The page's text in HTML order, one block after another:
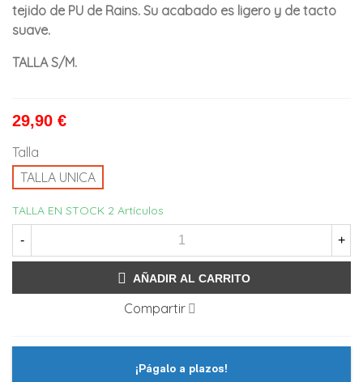
tejido de PU de Rains. Su acabado es ligero y de tacto
suave.
TALLA S/M.
29,90 €
Talla
TALLA UNICA
TALLA EN STOCK 2 Artículos
- +
AÑADIR AL CARRITO
Compartir